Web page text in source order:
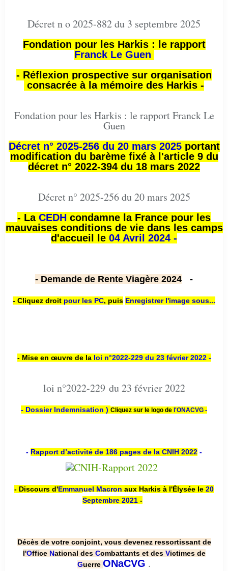
Décret n o 2025-882 du 3 septembre 2025
Fondation pour les Harkis : le rapport
Franck Le Guen
- Réflexion prospective sur organisation
consacrée à la mémoire des Harkis -
Fondation pour les Harkis : le rapport Franck Le
Guen
Décret n° 2025-256 du 20 mars 2025portant
modification du barème fixé à l'article 9 du
décret n° 2022-394 du 18 mars 2022
Décret n° 2025-256 du 20 mars 2025
- La CEDH condamne la France pour les
mauvaises conditions de vie dans les camps
d'accueil le 04 Avril 2024 -
- Demande de Rente Viagère 2024 -
- Cliquez droit pour les PC, puis Enregistrer l'image sous...
- Mise en œuvre de la loi n°2022-229 du 23 février 2022 -
loi n°2022-229 du 23 février 2022
- Dossier Indemnisation ) Cliquez sur le logo de l'ONACVG -
- Rapport d’activité de 186 pages de la CNIH 2022 -
- Discours d'Emmanuel Macron aux Harkis à l'Élysée le 20
Septembre 2021 -
Décès de votre conjoint, vous devenez ressortissant de
l'Office National des Combattants et des Victimes de
Guerre ONaCVG .